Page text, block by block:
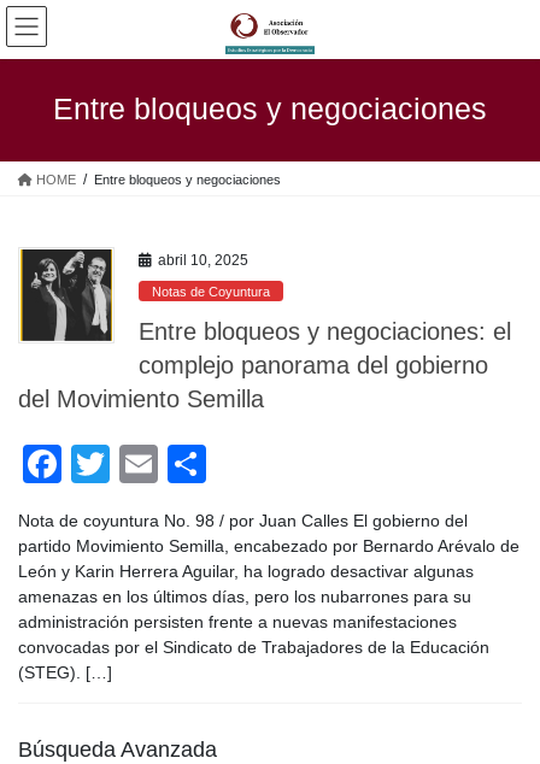
Saltar
contenido
Saltar
la
Entre bloqueos y negociaciones
HOME Entre bloqueos y negociaciones
abril 10, 2025
Notas de Coyuntura
Entre bloqueos y negociaciones: el
complejo panorama del gobierno
del Movimiento Semilla
F
a
c
e
b
o
o
k
T
tt
er
E
m
ail
o
m
p
ar
tir
Nota de coyuntura No. 98 / por Juan Calles El gobierno del
partido Movimiento Semilla, encabezado por Bernardo Arévalo de
León y Karin Herrera Aguilar, ha logrado desactivar algunas
amenazas en los últimos días, pero los nubarrones para su
administración persisten frente a nuevas manifestaciones
convocadas por el Sindicato de Trabajadores de la Educación
(STEG). […]
Búsqueda Avanzada